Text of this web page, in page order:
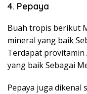
4. Pepaya
Buah tropis berikut
mineral yang baik
Terdapat provitamin
yang baik Sebagai
Pepaya juga dikenal